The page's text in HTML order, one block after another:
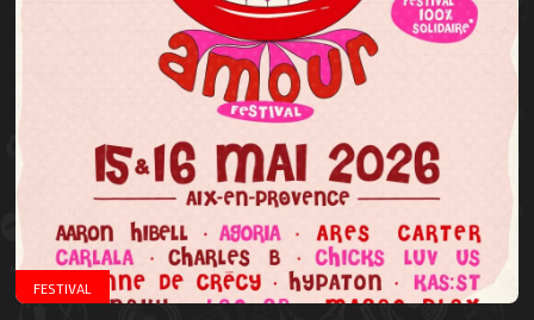
FESTIVAL